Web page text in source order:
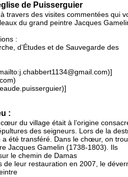
de Puisserguier
à travers des visites commentées qui
du grand peintre Jacques
:
d’Études et de Sauvegarde des
:
du village était à l’origine
des seigneurs. Lors de la
a été transféré. Dans le chœur, on
Jacques Gamelin (1738-1803). Ils
le chemin de Damas
de leur restauration en 2007, le